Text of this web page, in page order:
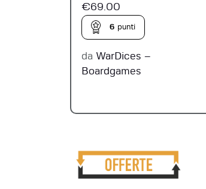
€69.00
6 punti
da WarDices –
Boardgames